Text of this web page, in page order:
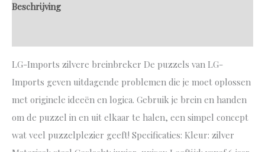
Beschrijving
LG-Imports zilvere breinbreker De puzzels van LG-
Imports geven uitdagende problemen die je moet oplossen
met originele ideeën en logica. Gebruik je brein en handen
om de puzzel in en uit elkaar te halen, een simpel concept
wat veel puzzelplezier geeft! Specificaties: Kleur: zilver